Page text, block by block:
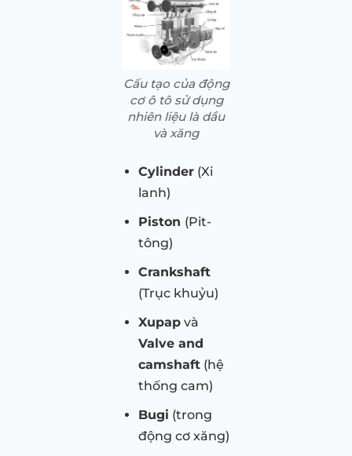
Cấu tạo của động
cơ ô tô sử dụng
nhiên liệu là dầu
và xăng
Cylinder (Xi
lanh)
Piston (Pit-
tông)
Crankshaft
(Trục khuỷu)
Xupap và
Valve and
camshaft (hệ
thống cam)
Bugi (trong
động cơ xăng)